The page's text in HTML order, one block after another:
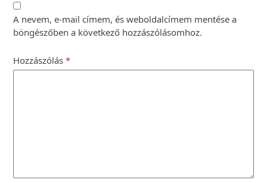
A nevem, e-mail címem, és weboldalcímem mentése a
böngészőben a következő hozzászólásomhoz.
Hozzászólás*